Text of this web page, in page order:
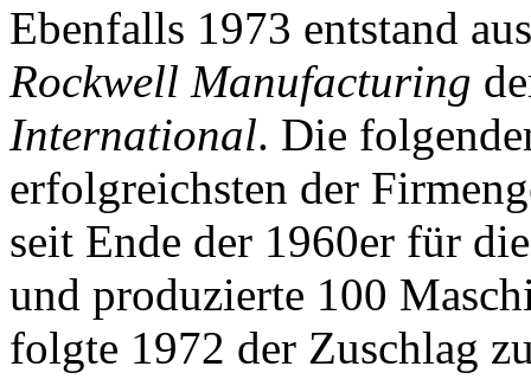
Ebenfalls 1973 entstand
Rockwell Manufacturing
International. Die
erfolgreichsten der
seit Ende der 1960er für
und produzierte 100
folgte 1972 der Zuschlag